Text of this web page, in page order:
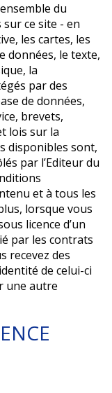
du
ce site - en
les cartes, les
données, le texte,
la
par des
de données,
brevets,
lois sur la
disponibles sont,
par l’Editeur du
et à tous les
lorsque vous
licence d’un
par les contrats
recevez des
de celui-ci
une autre